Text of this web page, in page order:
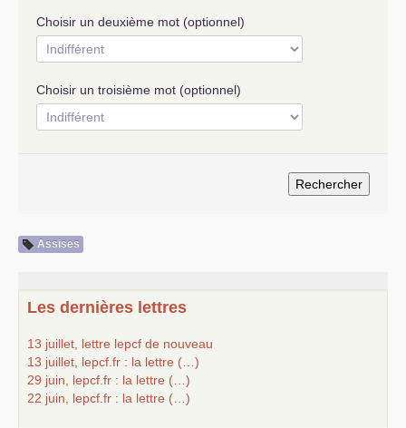
Choisir un deuxième mot (optionnel)
Choisir un troisième mot (optionnel)
Assises
Les dernières lettres
13 juillet, lettre lepcf de nouveau
13 juillet, lepcf.fr : la lettre (…)
29 juin, lepcf.fr : la lettre (…)
22 juin, lepcf.fr : la lettre (…)